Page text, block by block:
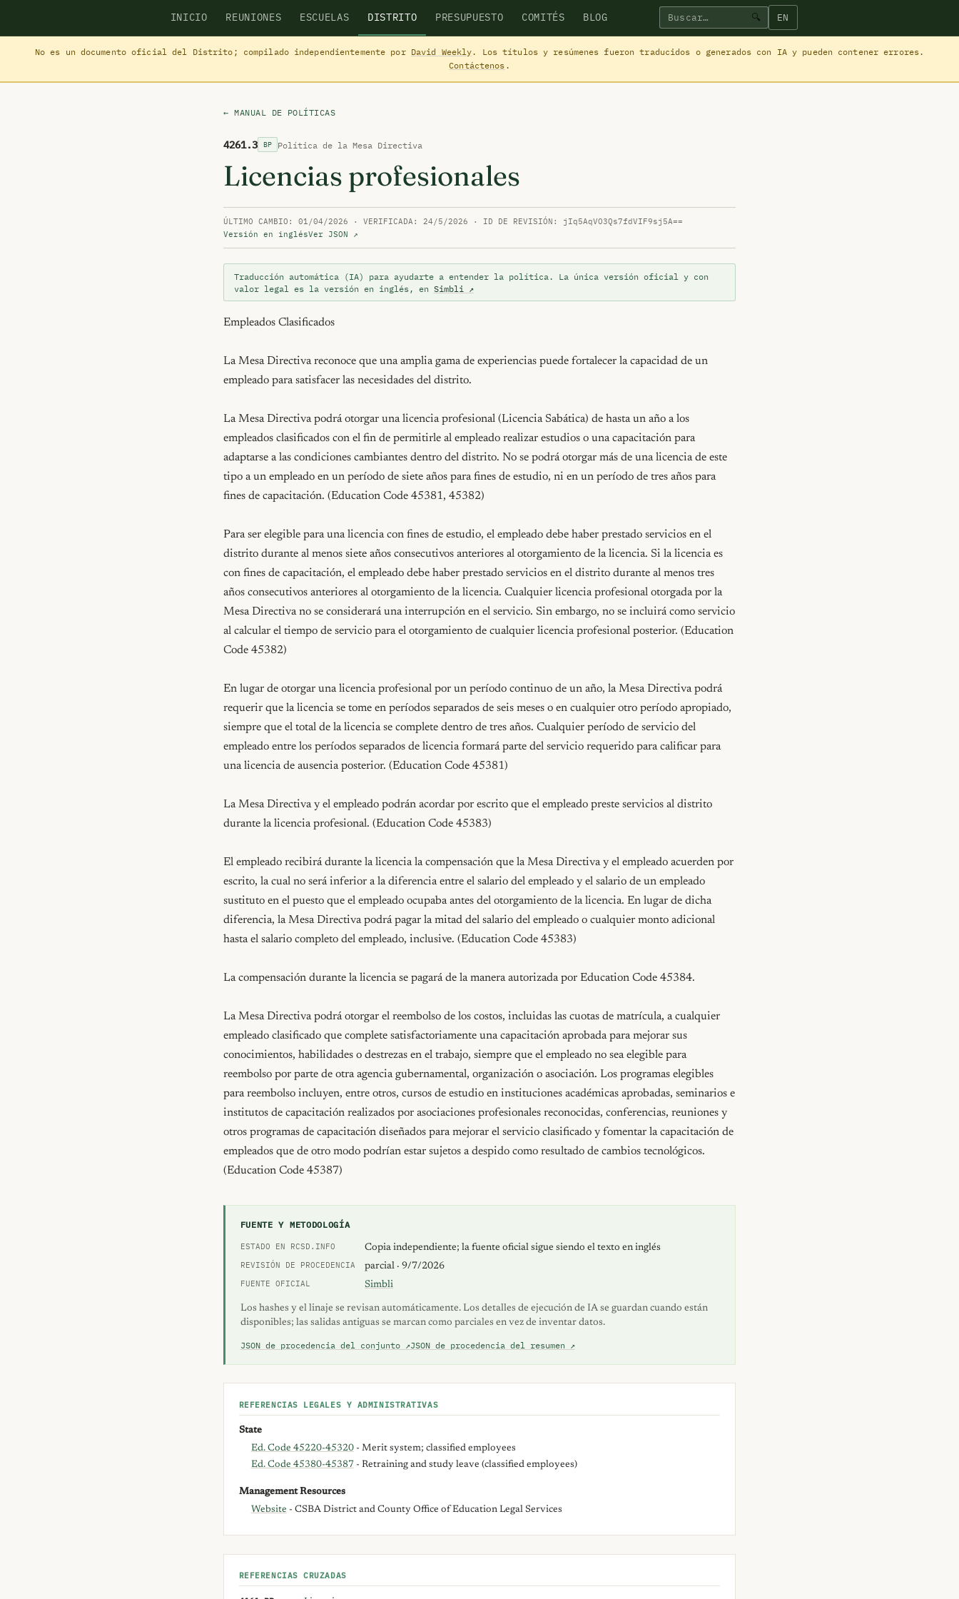
INICIO REUNIONES ESCUELAS DISTRITO PRESUPUESTO COMITÉS BLOG 🔍 EN
No es un documento oficial del Distrito; compilado independientemente por David Weekly. Los títulos y resúmenes fueron traducidos o generados con IA y pueden contener errores.
Contáctenos.
← MANUAL DE POLÍTICAS
4261.3 BP Política de la Mesa Directiva
Licencias profesionales
ÚLTIMO CAMBIO: 01/04/2026 · VERIFICADA: 24/5/2026 · ID DE REVISIÓN: jIq5AqVO3Qs7fdVIF9sj5A==
Versión en inglésVer JSON ↗
Traducción automática (IA) para ayudarte a entender la política. La única versión oficial y con
valor legal es la versión en inglés, en Simbli ↗
Empleados Clasificados
La Mesa Directiva reconoce que una amplia gama de experiencias puede fortalecer la capacidad de un
empleado para satisfacer las necesidades del distrito.
La Mesa Directiva podrá otorgar una licencia profesional (Licencia Sabática) de hasta un año a los
empleados clasificados con el fin de permitirle al empleado realizar estudios o una capacitación para
adaptarse a las condiciones cambiantes dentro del distrito. No se podrá otorgar más de una licencia de este
tipo a un empleado en un período de siete años para fines de estudio, ni en un período de tres años para
fines de capacitación. (Education Code 45381, 45382)
Para ser elegible para una licencia con fines de estudio, el empleado debe haber prestado servicios en el
distrito durante al menos siete años consecutivos anteriores al otorgamiento de la licencia. Si la licencia es
con fines de capacitación, el empleado debe haber prestado servicios en el distrito durante al menos tres
años consecutivos anteriores al otorgamiento de la licencia. Cualquier licencia profesional otorgada por la
Mesa Directiva no se considerará una interrupción en el servicio. Sin embargo, no se incluirá como servicio
al calcular el tiempo de servicio para el otorgamiento de cualquier licencia profesional posterior. (Education
Code 45382)
En lugar de otorgar una licencia profesional por un período continuo de un año, la Mesa Directiva podrá
requerir que la licencia se tome en períodos separados de seis meses o en cualquier otro período apropiado,
siempre que el total de la licencia se complete dentro de tres años. Cualquier período de servicio del
empleado entre los períodos separados de licencia formará parte del servicio requerido para calificar para
una licencia de ausencia posterior. (Education Code 45381)
La Mesa Directiva y el empleado podrán acordar por escrito que el empleado preste servicios al distrito
durante la licencia profesional. (Education Code 45383)
El empleado recibirá durante la licencia la compensación que la Mesa Directiva y el empleado acuerden por
escrito, la cual no será inferior a la diferencia entre el salario del empleado y el salario de un empleado
sustituto en el puesto que el empleado ocupaba antes del otorgamiento de la licencia. En lugar de dicha
diferencia, la Mesa Directiva podrá pagar la mitad del salario del empleado o cualquier monto adicional
hasta el salario completo del empleado, inclusive. (Education Code 45383)
La compensación durante la licencia se pagará de la manera autorizada por Education Code 45384.
La Mesa Directiva podrá otorgar el reembolso de los costos, incluidas las cuotas de matrícula, a cualquier
empleado clasificado que complete satisfactoriamente una capacitación aprobada para mejorar sus
conocimientos, habilidades o destrezas en el trabajo, siempre que el empleado no sea elegible para
reembolso por parte de otra agencia gubernamental, organización o asociación. Los programas elegibles
para reembolso incluyen, entre otros, cursos de estudio en instituciones académicas aprobadas, seminarios e
institutos de capacitación realizados por asociaciones profesionales reconocidas, conferencias, reuniones y
otros programas de capacitación diseñados para mejorar el servicio clasificado y fomentar la capacitación de
empleados que de otro modo podrían estar sujetos a despido como resultado de cambios tecnológicos.
(Education Code 45387)
FUENTE Y METODOLOGÍA
ESTADO EN RCSD.INFO
Copia independiente; la fuente oficial sigue siendo el texto en inglés
REVISIÓN DE PROCEDENCIA parcial · 9/7/2026
FUENTE OFICIAL Simbli
Los hashes y el linaje se revisan automáticamente. Los detalles de ejecución de IA se guardan cuando están
disponibles; las salidas antiguas se marcan como parciales en vez de inventar datos.
JSON de procedencia del conjunto ↗JSON de procedencia del resumen ↗
REFERENCIAS LEGALES Y ADMINISTRATIVAS
State
Ed. Code 45220-45320- Merit system; classified employees
Ed. Code 45380-45387 - Retraining and study leave (classified employees)
Management Resources
Website - CSBA District and County Office of Education Legal Services
REFERENCIAS CRUZADAS